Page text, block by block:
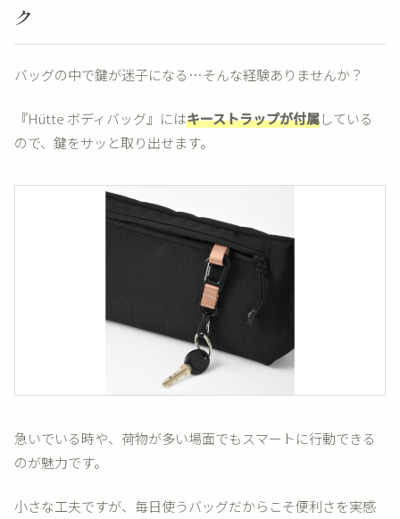
ク
バッグの中で鍵が迷子になる…そんな経験ありませんか？
『Hütte ボディバッグ』にはキーストラップが付属している
ので、鍵をサッと取り出せます。
急いでいる時や、荷物が多い場面でもスマートに行動できる
のが魅力です。
小さな工夫ですが、毎日使うバッグだからこそ便利さを実感